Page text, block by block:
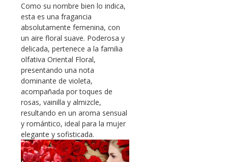
Como su nombre bien lo indica,
esta es una fragancia
absolutamente femenina, con
un aire floral suave. Poderosa y
delicada, pertenece a la familia
olfativa Oriental Floral,
presentando una nota
dominante de violeta,
acompañada por toques de
rosas, vainilla y almizcle,
resultando en un aroma sensual
y romántico, ideal para la mujer
elegante y sofisticada.